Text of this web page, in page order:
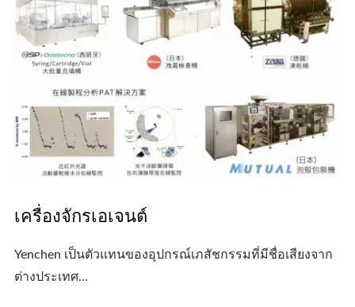
เครื่องจักรเอเจนต์
Yenchen เป็นตัวแทนของอุปกรณ์เภสัชกรรมที่มีชื่อเสียงจาก
ต่างประเทศ...